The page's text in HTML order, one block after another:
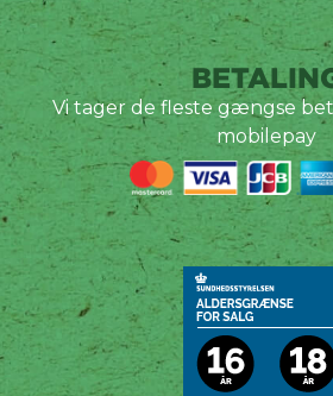
Vi tager de fleste gængse
mobilepay